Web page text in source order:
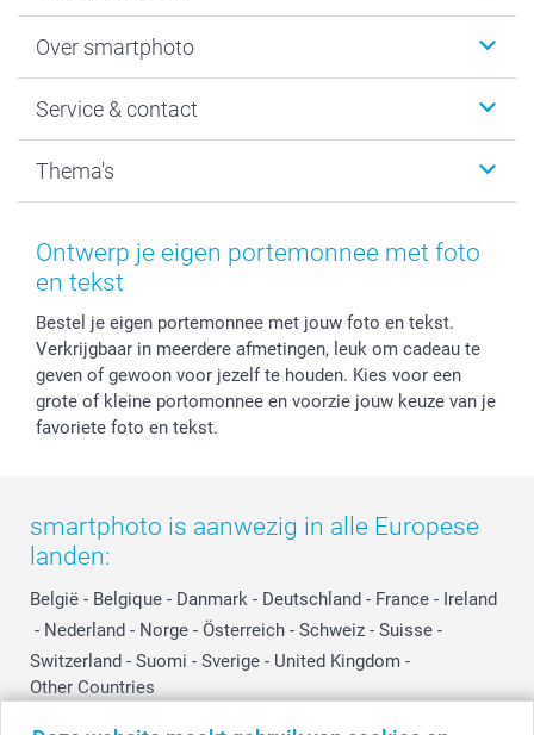
Fotoboeken
Fotocadeaus
Kaarten
Over smartphoto
Vacatures
Bestelproces
Herroepingsrecht
Privacy
Reviews
Prijslijst
Investor Relations
Service & contact
Tevredenheidsgarantie
Mijn orderstatus
smartbonus
service@smartphoto.nl
Affiliate partnerprogramma
Partnerships
Influencer partnerprogramma
Thema's
Baby
Moederdag
Huwelijk
Ontwerp je eigen portemonnee met foto
en tekst
Bestel je eigen portemonnee met jouw foto en tekst.
Verkrijgbaar in meerdere afmetingen, leuk om cadeau te
geven of gewoon voor jezelf te houden. Kies voor een
grote of kleine portomonnee en voorzie jouw keuze van je
favoriete foto en tekst.
smartphoto is aanwezig in alle Europese
landen:
België - Belgique - Danmark - Deutschland - France - Ireland
- Nederland - Norge - Österreich - Schweiz - Suisse -
Switzerland - Suomi - Sverige - United Kingdom -
Other Countries